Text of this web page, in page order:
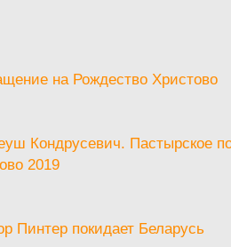
на Рождество Христово
Кондрусевич. Пастырское
2019
Пинтер покидает Беларусь